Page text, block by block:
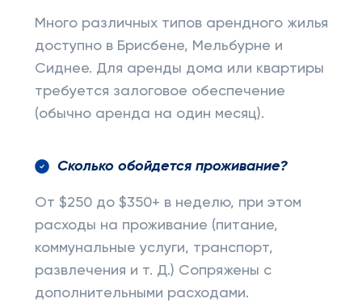
Много различных типов арендного жилья
доступно в Брисбене, Мельбурне и
Сиднее. Для аренды дома или квартиры
требуется залоговое обеспечение
(обычно аренда на один месяц).
Сколько обойдется проживание?
От $250 до $350+ в неделю, при этом
расходы на проживание (питание,
коммунальные услуги, транспорт,
развлечения и т. Д.) Сопряжены с
дополнительными расходами.